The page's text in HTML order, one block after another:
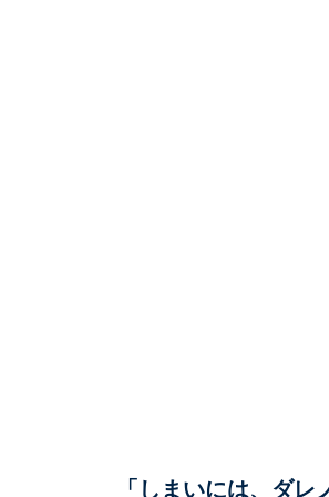
「しまいには、ダ